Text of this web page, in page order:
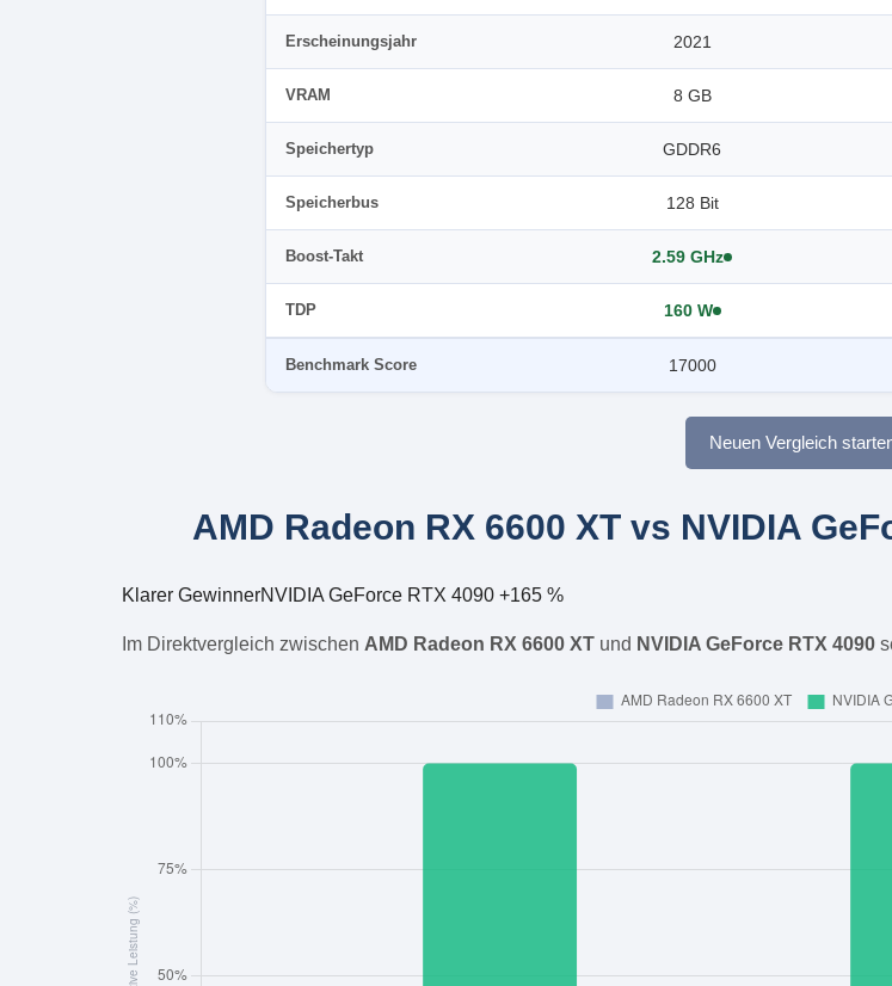
Erscheinungsjahr 2021
VRAM 8 GB
Speichertyp GDDR6
Speicherbus 128 Bit
Boost-Takt 2.59 GHz
TDP 160 W
Benchmark Score 17000
Neuen Vergleich
AMD Radeon RX 6600 XT vs NVIDIA
Klarer GewinnerNVIDIA GeForce RTX 4090 +165 %
Im Direktvergleich zwischen AMD Radeon RX 6600 XT und NVIDIA GeForce RTX 4090